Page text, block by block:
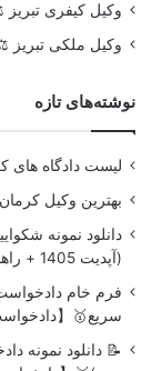
وکیل کیفری تبریز ⚖️
وکیل ملکی تبریز ⚖️
نوشته‌های تازه
لیست دادگاه های
بهترین وکیل
دانلود نمونه
(آپدیت 1405 + راهنمای پزشکی قانونی)
فرم خام
سریع🥇【
📝 دانلود نمونه